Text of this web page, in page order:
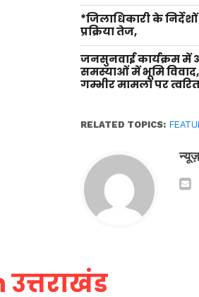
*जिलाधिकारी के
प्रक्रिया तेज,
जनसुनवाई कार्यक्रम में
समस्याओं में भूमि
गम्भीर मामलों पर त्वरित
RELATED TOPICS: